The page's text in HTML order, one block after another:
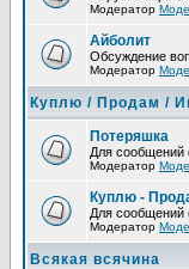
Модератор
Айболит
Обсуждение
Модератор
Куплю / Продам /
Потеряшка
Для сообщений
Модератор
Куплю -
Для сообщений
Модератор
Всякая всячина